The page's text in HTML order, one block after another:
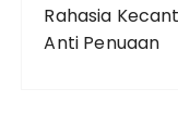
Rahasia
Anti Penuaan